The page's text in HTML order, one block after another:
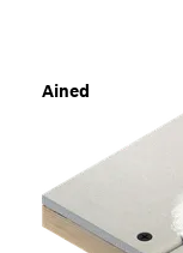
Ained